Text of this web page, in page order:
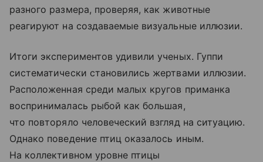
разного размера, проверяя, как животные
реагируют на создаваемые визуальные иллюзии.
Итоги экспериментов удивили ученых. Гуппи
систематически становились жертвами иллюзии.
Расположенная среди малых кругов приманка
воспринималась рыбой как большая,
что повторяло человеческий взгляд на ситуацию.
Однако поведение птиц оказалось иным.
На коллективном уровне птицы